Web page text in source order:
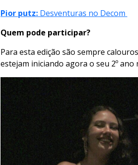
Pior putz: Desventuras no Decom
Quem pode participar?
Para esta edição são sempre
estejam iniciando agora o seu 2º ano